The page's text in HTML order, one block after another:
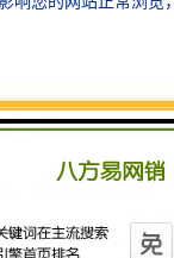
，占地2.41
体。项目以